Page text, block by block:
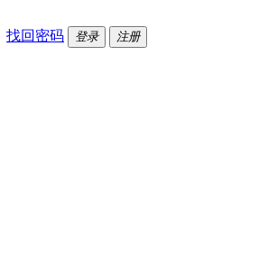
找回密码 登录 注册